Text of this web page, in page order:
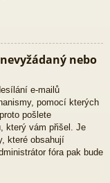
nebo
e-mailů
pomocí kterých
pošlete
který vám přišel. Je
které obsahují
fóra pak bude